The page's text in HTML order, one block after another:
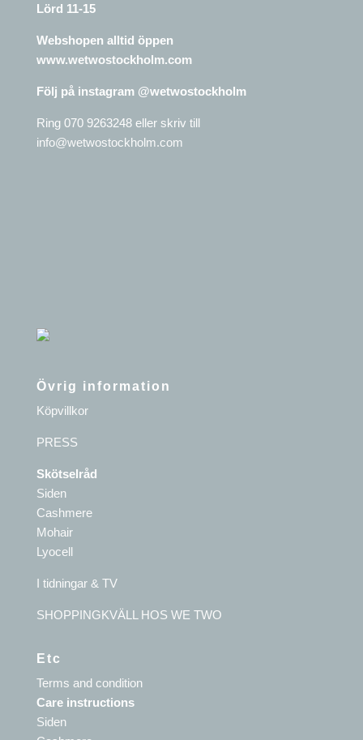
Lörd 11-15
Webshopen alltid öppen
www.wetwostockholm.com
Följ på instagram @wetwostockholm
Ring 070 9263248 eller skriv till
info@wetwostockholm.com
Övrig information
Köpvillkor
PRESS
Skötselråd
Siden
Cashmere
Mohair
Lyocell
I tidningar & TV
SHOPPINGKVÄLL HOS WE TWO
Etc
Terms and condition
Care instructions
Siden